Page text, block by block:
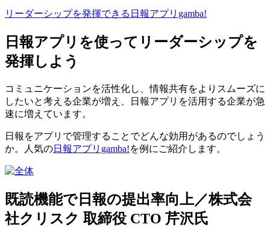
リーダーシップを発揮できる日報アプリgamba!
日報アプリを使ってリーダーシップを
発揮しよう
コミュニケーションを活性化し、情報共有をよりスムーズに
したいと考える企業が増え、日報アプリを活用する企業が急
速に増えています。
日報をアプリで管理することでどんな効用があるのでしょう
か。人気の日報アプリgamba!を例にご紹介します。
既読機能で日報の提出率向上／株式会
社クリスク 取締役 CTO 芹沢氏